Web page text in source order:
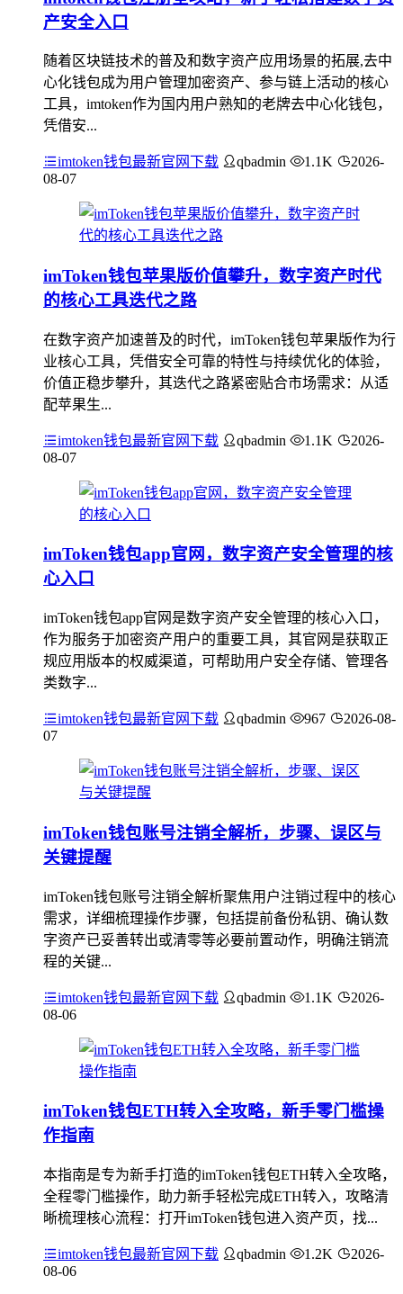
产安全入口
随着区块链技术的普及和数字资产应用场景的拓展,去中
心化钱包成为用户管理加密资产、参与链上活动的核心
工具，imtoken作为国内用户熟知的老牌去中心化钱包，
凭借安...
imtoken钱包最新官网下载 qbadmin 1.1K
2026-
08-07
imToken钱包苹果版价值攀升，数字资产时代
的核心工具迭代之路
在数字资产加速普及的时代，imToken钱包苹果版作为行
业核心工具，凭借安全可靠的特性与持续优化的体验，
价值正稳步攀升，其迭代之路紧密贴合市场需求：从适
配苹果生...
imtoken钱包最新官网下载 qbadmin 1.1K
2026-
08-07
imToken钱包app官网，数字资产安全管理的核
心入口
imToken钱包app官网是数字资产安全管理的核心入口，
作为服务于加密资产用户的重要工具，其官网是获取正
规应用版本的权威渠道，可帮助用户安全存储、管理各
类数字...
imtoken钱包最新官网下载 qbadmin 967
2026-08-
07
imToken钱包账号注销全解析，步骤、误区与
关键提醒
imToken钱包账号注销全解析聚焦用户注销过程中的核心
需求，详细梳理操作步骤，包括提前备份私钥、确认数
字资产已妥善转出或清零等必要前置动作，明确注销流
程的关键...
imtoken钱包最新官网下载 qbadmin 1.1K
2026-
08-06
imToken钱包ETH转入全攻略，新手零门槛操
作指南
本指南是专为新手打造的imToken钱包ETH转入全攻略，
全程零门槛操作，助力新手轻松完成ETH转入，攻略清
晰梳理核心流程：打开imToken钱包进入资产页，找...
imtoken钱包最新官网下载 qbadmin 1.2K
2026-
08-06